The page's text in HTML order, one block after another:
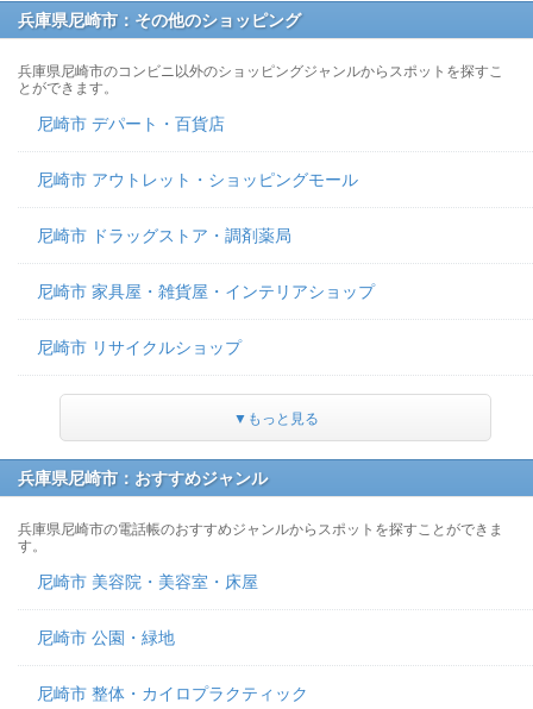
兵庫県尼崎市：その他のショッピング
兵庫県尼崎市のコンビニ以外のショッピングジャンルからスポットを探すこ
とができます。
尼崎市 デパート・百貨店
尼崎市 アウトレット・ショッピングモール
尼崎市 ドラッグストア・調剤薬局
尼崎市 家具屋・雑貨屋・インテリアショップ
尼崎市 リサイクルショップ
▼もっと見る
兵庫県尼崎市：おすすめジャンル
兵庫県尼崎市の電話帳のおすすめジャンルからスポットを探すことができま
す。
尼崎市 美容院・美容室・床屋
尼崎市 公園・緑地
尼崎市 整体・カイロプラクティック